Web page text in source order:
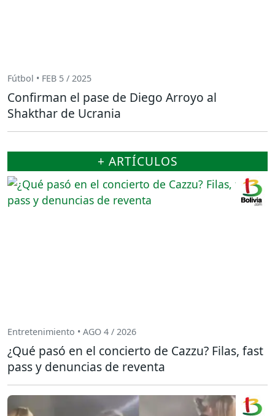
Fútbol • FEB 5 / 2025
Confirman el pase de Diego Arroyo al
Shakthar de Ucrania
+ ARTÍCULOS
Entretenimiento • AGO 4 / 2026
¿Qué pasó en el concierto de Cazzu? Filas, fast
pass y denuncias de reventa